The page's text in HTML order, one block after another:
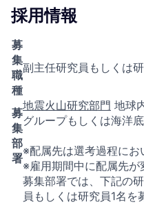
採用情報
募
集
職
種
副主任研究員もしくは
募
集
部
署
地震火山研究部門 地球
グループもしくは海洋
※配属先は選考過程にお
※雇用期間中に配属先が
募集部署では、下記の
員もしくは研究員1名を